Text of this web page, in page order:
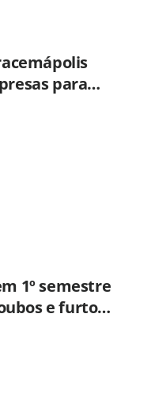
para
1º semestre
e furtos